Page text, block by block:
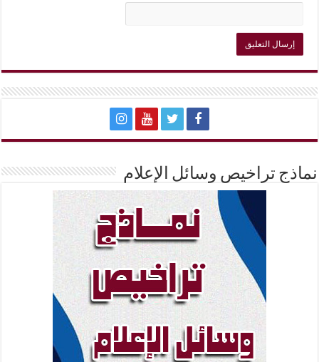
نماذج تراخيص وسائل الإعلام